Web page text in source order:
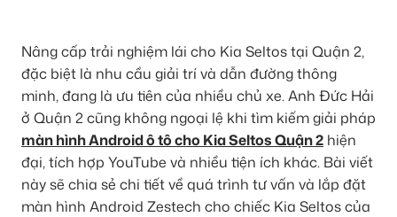
Nâng cấp trải nghiệm lái cho Kia Seltos tại Quận 2,
đặc biệt là nhu cầu giải trí và dẫn đường thông
minh, đang là ưu tiên của nhiều chủ xe. Anh Đức Hải
ở Quận 2 cũng không ngoại lệ khi tìm kiếm giải pháp
màn hình Android ô tô cho Kia Seltos Quận 2 hiện
đại, tích hợp YouTube và nhiều tiện ích khác. Bài viết
này sẽ chia sẻ chi tiết về quá trình tư vấn và lắp đặt
màn hình Android Zestech cho chiếc Kia Seltos của